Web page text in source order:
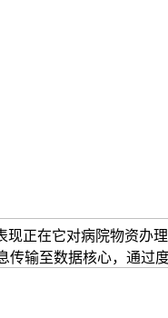
现正在它对病院物资办
传输至数据核心，通过